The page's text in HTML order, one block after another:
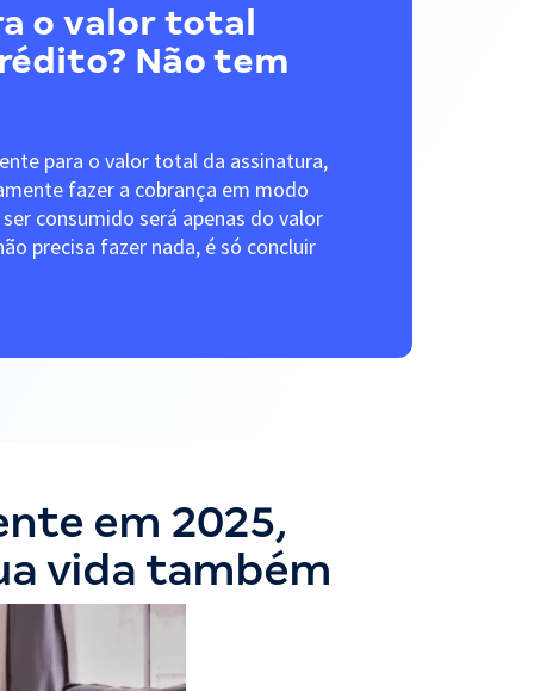
o valor total
Não tem
para o valor total da assinatura,
fazer a cobrança em modo
consumido será apenas do valor
precisa fazer nada, é só concluir
em 2025,
vida também